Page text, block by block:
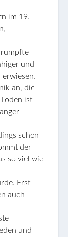
im 19.
und
erwiesen.
an, die
ist
schon
der
so viel wie
Erst
auch
und